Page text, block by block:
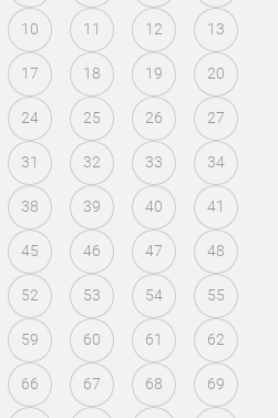
10 11 12 13
17 18 19 20
24 25 26 27
31 32 33 34
38 39 40 41
45 46 47 48
52 53 54 55
59 60 61 62
66 67 68 69